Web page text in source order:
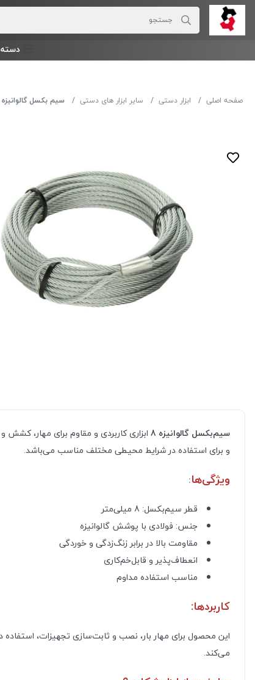
صفحه اصلی ابزار دستی سایر ابزار های دستی سیم بکسل گالوانیزه 8
سیم‌بکسل گالوانیزه 8
ابزاری کاربردی و مقاوم برای مهار،
و برای استفاده در شرایط محیطی مختلف مناسب می‌باشد.
ویژگی‌ها:
قطر سیم‌بکسل: 8 میلی‌متر
جنس: فولادی با پوشش گالوانیزه
مقاومت بالا در برابر زنگ‌زدگی و خوردگی
انعطاف‌پذیر و قابل‌خم‌کاری
مناسب استفاده مداوم
کاربردها:
این محصول برای مهار بار، نصب و ثابت‌سازی تجهیزات، استفاده در
می‌کند.